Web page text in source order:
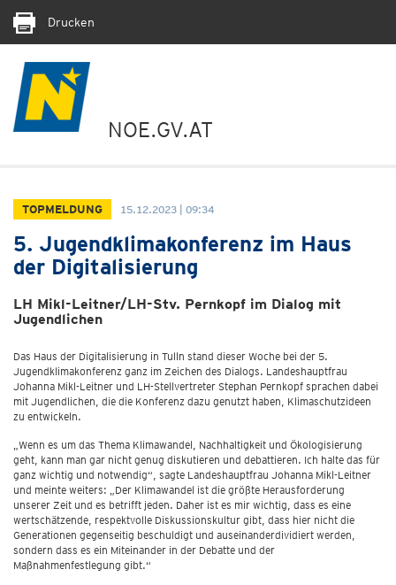
Drucken
NOE.GV.AT
TOPMELDUNG 15.12.2023 | 09:34
5. Jugendklimakonferenz im Haus
der Digitalisierung
LH Mikl-Leitner/LH-Stv. Pernkopf im Dialog mit
Jugendlichen
Das Haus der Digitalisierung in Tulln stand dieser Woche bei der 5.
Jugendklimakonferenz ganz im Zeichen des Dialogs. Landeshauptfrau
Johanna Mikl-Leitner und LH-Stellvertreter Stephan Pernkopf sprachen dabei
mit Jugendlichen, die die Konferenz dazu genutzt haben, Klimaschutzideen
zu entwickeln.
„Wenn es um das Thema Klimawandel, Nachhaltigkeit und Ökologisierung
geht, kann man gar nicht genug diskutieren und debattieren. Ich halte das für
ganz wichtig und notwendig“, sagte Landeshauptfrau Johanna Mikl-Leitner
und meinte weiters: „Der Klimawandel ist die größte Herausforderung
unserer Zeit und es betrifft jeden. Daher ist es mir wichtig, dass es eine
wertschätzende, respektvolle Diskussionskultur gibt, dass hier nicht die
Generationen gegenseitig beschuldigt und auseinanderdividiert werden,
sondern dass es ein Miteinander in der Debatte und der
Maßnahmenfestlegung gibt.“